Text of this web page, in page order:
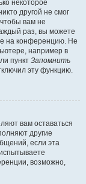
некоторое
другой не смог
вам не
раз, вы можете
на конференцию. Не
например в
пункт Запомнить
эту функцию.
вам оставаться
другие
если эта
возможно,